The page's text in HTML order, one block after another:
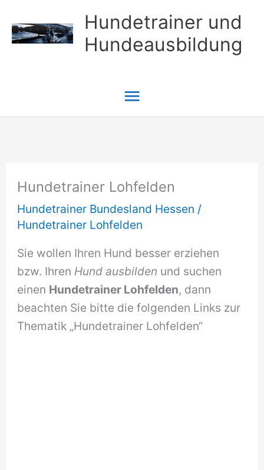
Inhalt
springen
Hundetrainer und
Hundeausbildung
Hauptmenü
Hundetrainer Lohfelden
Hundetrainer Bundesland Hessen /
Hundetrainer Lohfelden
Sie wollen Ihren Hund besser erziehen
bzw. Ihren Hund ausbilden und suchen
einen Hundetrainer Lohfelden, dann
beachten Sie bitte die folgenden Links zur
Thematik „Hundetrainer Lohfelden“